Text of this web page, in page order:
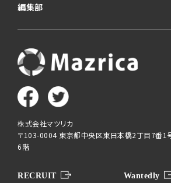
編集部
株式会社マツリカ
〒103-0004 東京都中央区東日本橋2丁目7番1
6階
RECRUIT Wantedly